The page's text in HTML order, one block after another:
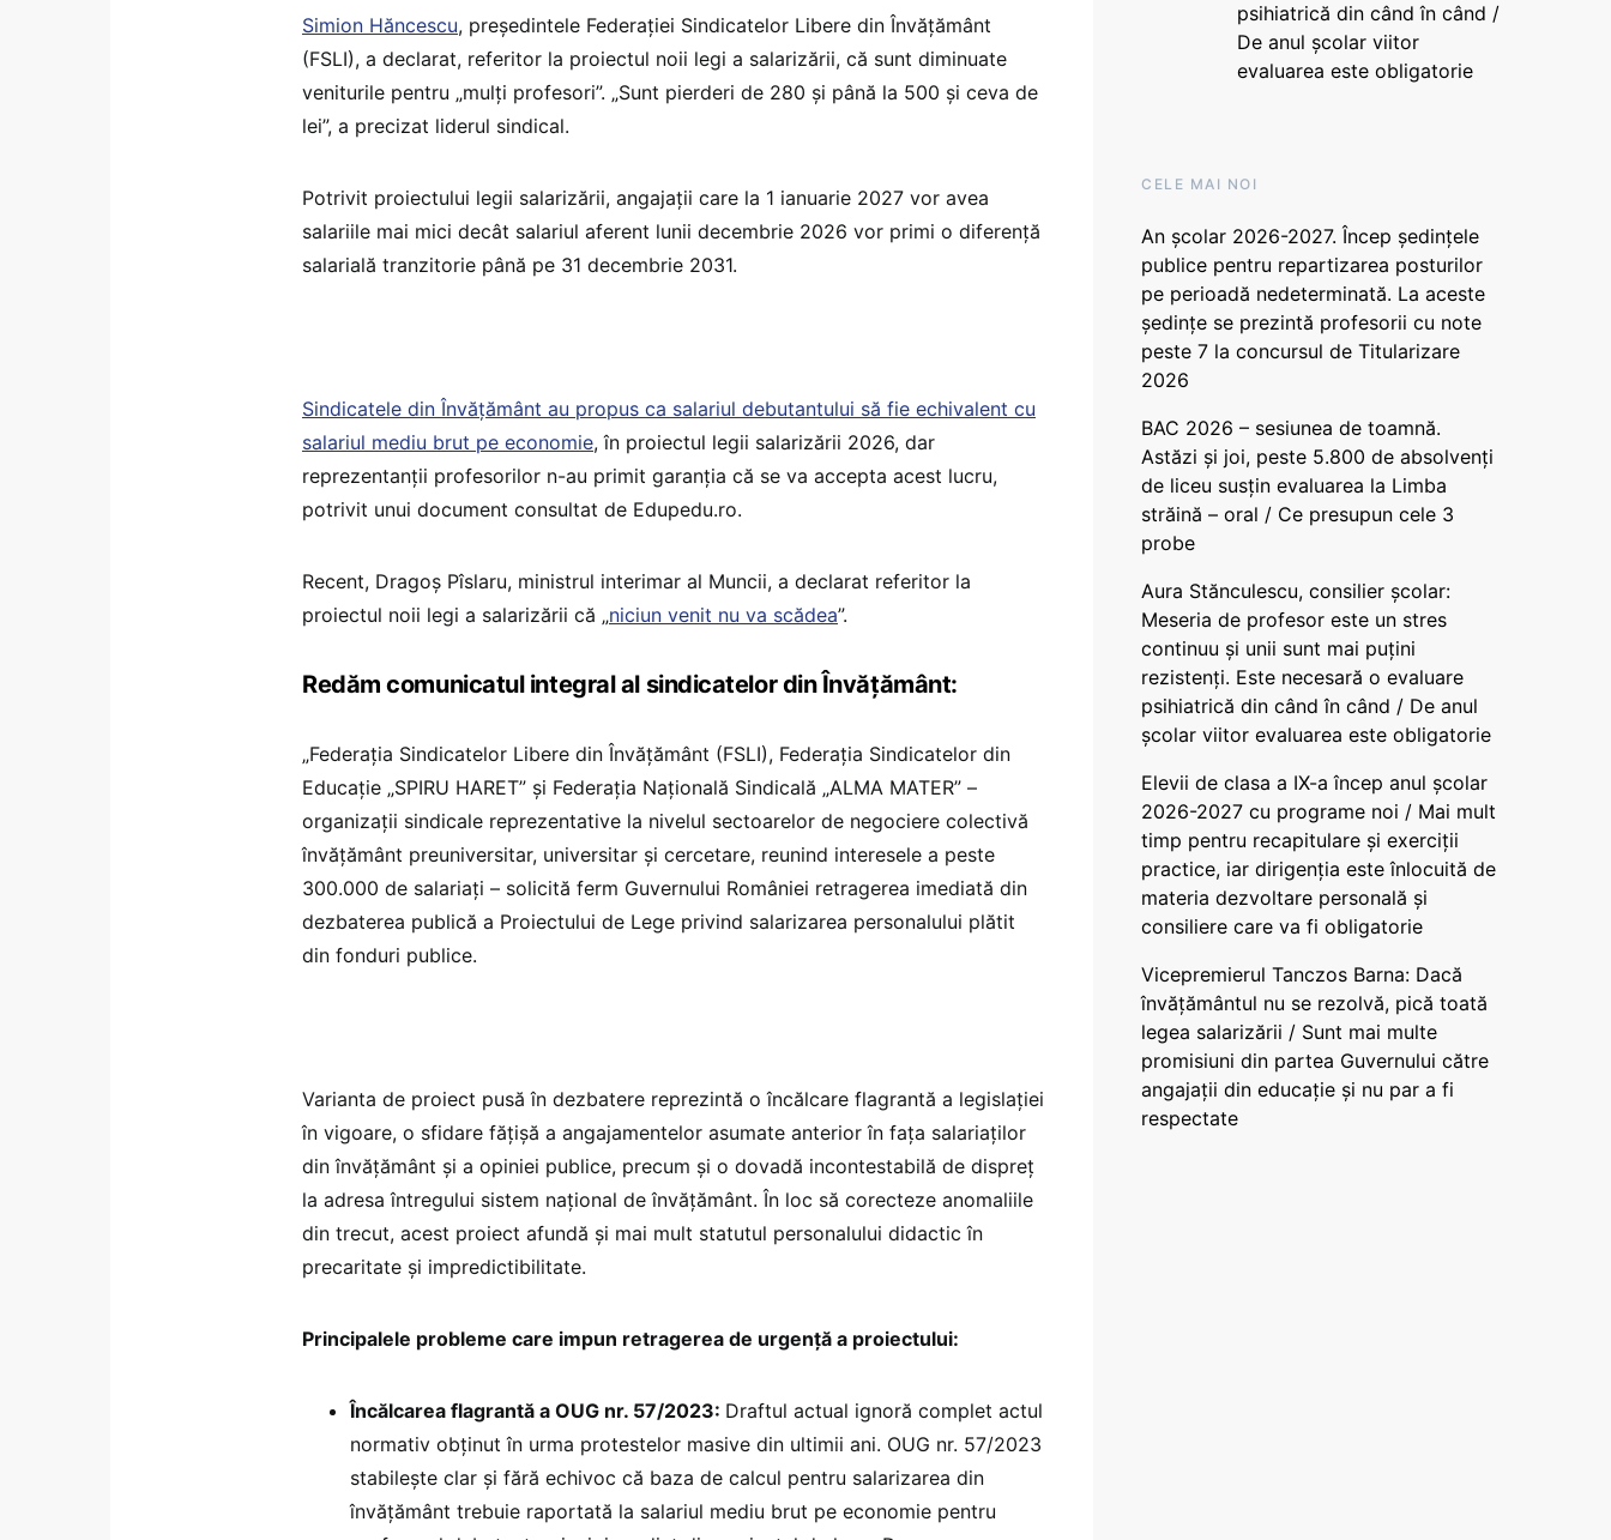
Simion Hăncescu, președintele Federației Sindicatelor Libere din Învățământ
(FSLI), a declarat, referitor la proiectul noii legi a salarizării, că sunt diminuate
veniturile pentru „mulți profesori”. „Sunt pierderi de 280 și până la 500 și ceva de
lei”, a precizat liderul sindical.
Potrivit proiectului legii salarizării, angajații care la 1 ianuarie 2027 vor avea
salariile mai mici decât salariul aferent lunii decembrie 2026 vor primi o diferență
salarială tranzitorie până pe 31 decembrie 2031.
Sindicatele din Învățământ au propus ca salariul debutantului să fie echivalent cu
salariul mediu brut pe economie, în proiectul legii salarizării 2026, dar
reprezentanții profesorilor n-au primit garanția că se va accepta acest lucru,
potrivit unui document consultat de Edupedu.ro.
Recent, Dragoș Pîslaru, ministrul interimar al Muncii, a declarat referitor la
proiectul noii legi a salarizării că „niciun venit nu va scădea”.
Redăm comunicatul integral al sindicatelor din Învățământ:
„Federația Sindicatelor Libere din Învățământ (FSLI), Federația Sindicatelor din
Educație „SPIRU HARET” și Federația Națională Sindicală „ALMA MATER” –
organizații sindicale reprezentative la nivelul sectoarelor de negociere colectivă
învățământ preuniversitar, universitar și cercetare, reunind interesele a peste
300.000 de salariați – solicită ferm Guvernului României retragerea imediată din
dezbaterea publică a Proiectului de Lege privind salarizarea personalului plătit
din fonduri publice.
Varianta de proiect pusă în dezbatere reprezintă o încălcare flagrantă a legislației
în vigoare, o sfidare fățișă a angajamentelor asumate anterior în fața salariaților
din învățământ și a opiniei publice, precum și o dovadă incontestabilă de dispreț
la adresa întregului sistem național de învățământ. În loc să corecteze anomaliile
din trecut, acest proiect afundă și mai mult statutul personalului didactic în
precaritate și impredictibilitate.
Principalele probleme care impun retragerea de urgență a proiectului:
Încălcarea flagrantă a OUG nr. 57/2023: Draftul actual ignoră complet actul
normativ obținut în urma protestelor masive din ultimii ani. OUG nr. 57/2023
stabilește clar și fără echivoc că baza de calcul pentru salarizarea din
învățământ trebuie raportată la salariul mediu brut pe economie pentru
psihiatrică din când în când /
De anul școlar viitor
evaluarea este obligatorie
CELE MAI NOI
An școlar 2026-2027. Încep ședințele
publice pentru repartizarea posturilor
pe perioadă nedeterminată. La aceste
ședințe se prezintă profesorii cu note
peste 7 la concursul de Titularizare
2026
BAC 2026 – sesiunea de toamnă.
Astăzi și joi, peste 5.800 de absolvenți
de liceu susțin evaluarea la Limba
străină – oral / Ce presupun cele 3
probe
Aura Stănculescu, consilier școlar:
Meseria de profesor este un stres
continuu și unii sunt mai puțini
rezistenți. Este necesară o evaluare
psihiatrică din când în când / De anul
școlar viitor evaluarea este obligatorie
Elevii de clasa a IX-a încep anul școlar
2026-2027 cu programe noi / Mai mult
timp pentru recapitulare și exerciții
practice, iar dirigenția este înlocuită de
materia dezvoltare personală și
consiliere care va fi obligatorie
Vicepremierul Tanczos Barna: Dacă
învățământul nu se rezolvă, pică toată
legea salarizării / Sunt mai multe
promisiuni din partea Guvernului către
angajații din educație și nu par a fi
respectate